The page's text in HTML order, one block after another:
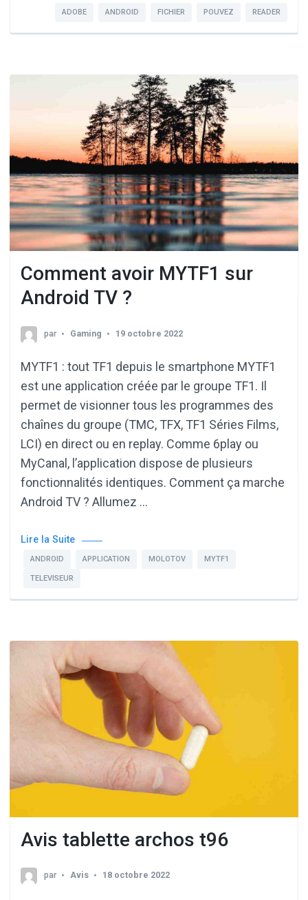
ADOBE ANDROID FICHIER POUVEZ READER
Comment avoir MYTF1 sur
Android TV ?
par Gaming 19 octobre 2022
MYTF1 : tout TF1 depuis le smartphone MYTF1
est une application créée par le groupe TF1. Il
permet de visionner tous les programmes des
chaînes du groupe (TMC, TFX, TF1 Séries Films,
LCI) en direct ou en replay. Comme 6play ou
MyCanal, l’application dispose de plusieurs
fonctionnalités identiques. Comment ça marche
Android TV ? Allumez …
Lire la Suite
ANDROID APPLICATION MOLOTOV MYTF1
TELEVISEUR
Avis tablette archos t96
par Avis 18 octobre 2022